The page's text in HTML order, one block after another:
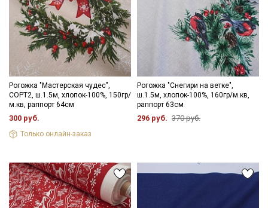
Рогожка "Мастерская чудес",
СОРТ2, ш.1.5м, хлопок-100%, 150гр/
м.кв, раппорт 64см
300 руб.
Только онлайн-заказ
Рогожка "Снегири на ветке",
ш.1.5м, хлопок-100%, 160гр/м.кв,
раппорт 63см
296 руб. 370 руб.